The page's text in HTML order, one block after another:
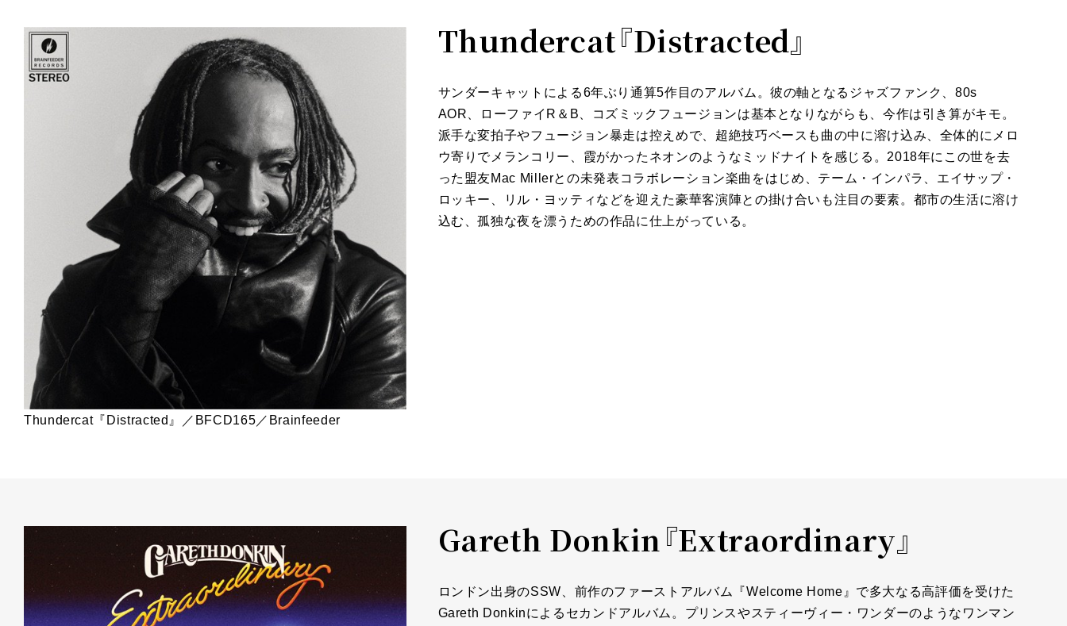
Thundercat『Distracted』／BFCD165／Brainfeeder
Thundercat『Distracted』
サンダーキャットによる6年ぶり通算5作目のアルバム。彼の軸となるジャズファンク、80s
AOR、ローファイR＆B、コズミックフュージョンは基本となりながらも、今作は引き算がキモ。
派手な変拍子やフュージョン暴走は控えめで、超絶技巧ベースも曲の中に溶け込み、全体的にメロ
ウ寄りでメランコリー、霞がかったネオンのようなミッドナイトを感じる。2018年にこの世を去
った盟友Mac Millerとの未発表コラボレーション楽曲をはじめ、テーム・インパラ、エイサップ・
ロッキー、リル・ヨッティなどを迎えた豪華客演陣との掛け合いも注目の要素。都市の生活に溶け
込む、孤独な夜を漂うための作品に仕上がっている。
Gareth Donkin『Extraordinary』
ロンドン出身のSSW、前作のファーストアルバム『Welcome Home』で多大なる高評価を受けた
Gareth Donkinによるセカンドアルバム。プリンスやスティーヴィー・ワンダーのようなワンマン